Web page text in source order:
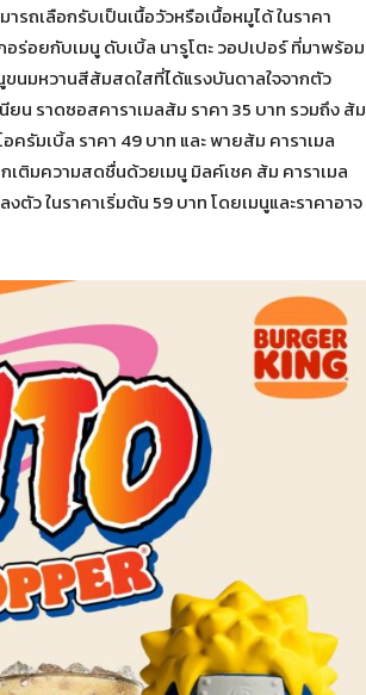
รถเลือกรับเป็นเนื้อวัวหรือเนื้อหมูได้ ในราคา
ร่อยกับเมนู ดับเบิ้ล นารูโตะ วอปเปอร์ ที่มาพร้อม
ขนมหวานสีส้มสดใสที่ได้แรงบันดาลใจจากตัว
ยน ราดซอสคาราเมลส้ม ราคา 35 บาท รวมถึง ส้ม
ครัมเบิ้ล ราคา 49 บาท และ พายส้ม คาราเมล
เติมความสดชื่นด้วยเมนู มิลค์เชค ส้ม คาราเมล
ว ในราคาเริ่มต้น 59 บาท โดยเมนูและราคาอาจ